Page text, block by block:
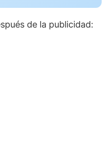
de la publicidad: